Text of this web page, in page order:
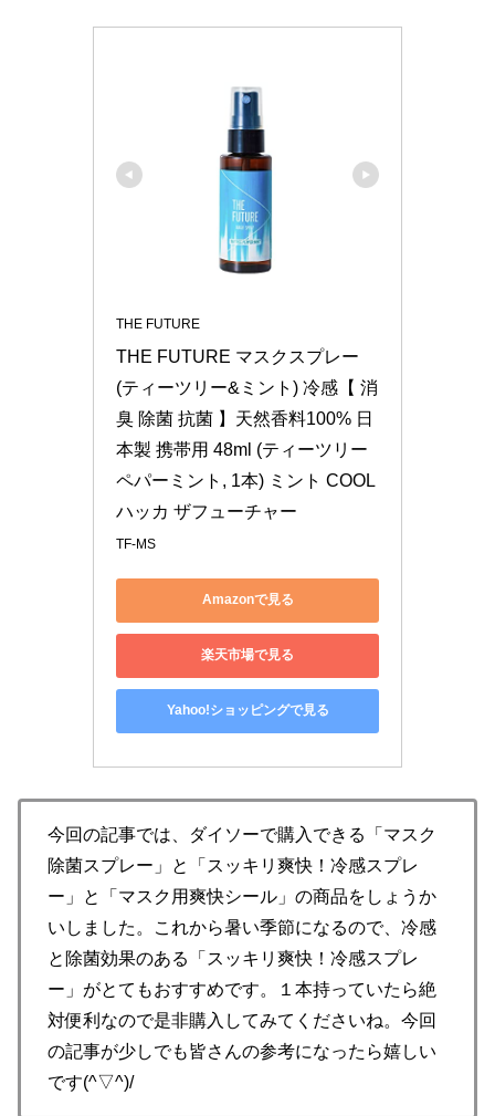
THE FUTURE
THE FUTURE マスクスプレー
(ティーツリー&ミント) 冷感【 消
臭 除菌 抗菌 】天然香料100% 日
本製 携帯用 48ml (ティーツリー
ペパーミント, 1本) ミント COOL
ハッカ ザフューチャー
TF-MS
Amazonで見る
楽天市場で見る
Yahoo!ショッピングで見る
今回の記事では、ダイソーで購入できる「マスク
除菌スプレー」と「スッキリ爽快！冷感スプレ
ー」と「マスク用爽快シール」の商品をしょうか
いしました。これから暑い季節になるので、冷感
と除菌効果のある「スッキリ爽快！冷感スプレ
ー」がとてもおすすめです。１本持っていたら絶
対便利なので是非購入してみてくださいね。今回
の記事が少しでも皆さんの参考になったら嬉しい
です(^▽^)/